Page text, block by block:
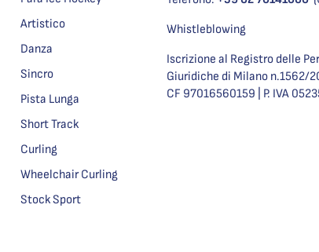
Artistico
Danza
Sincro
Pista Lunga
Short Track
Curling
Wheelchair Curling
Stock Sport
Whistleblowing
Iscrizione al Registro delle
Giuridiche di Milano n.1562/
CF 97016560159 | P. IVA